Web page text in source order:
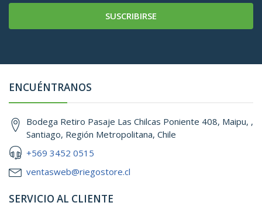
SUSCRIBIRSE
ENCUÉNTRANOS
Bodega Retiro Pasaje Las Chilcas Poniente 408, Maipu, ,
Santiago, Región Metropolitana, Chile
+569 3452 0515
ventasweb@riegostore.cl
SERVICIO AL CLIENTE